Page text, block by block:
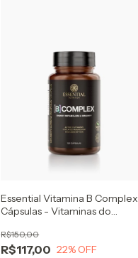
Essential Vitamina B Complex
Cápsulas - Vitaminas do
R$117,00
R$150,00
22% OFF